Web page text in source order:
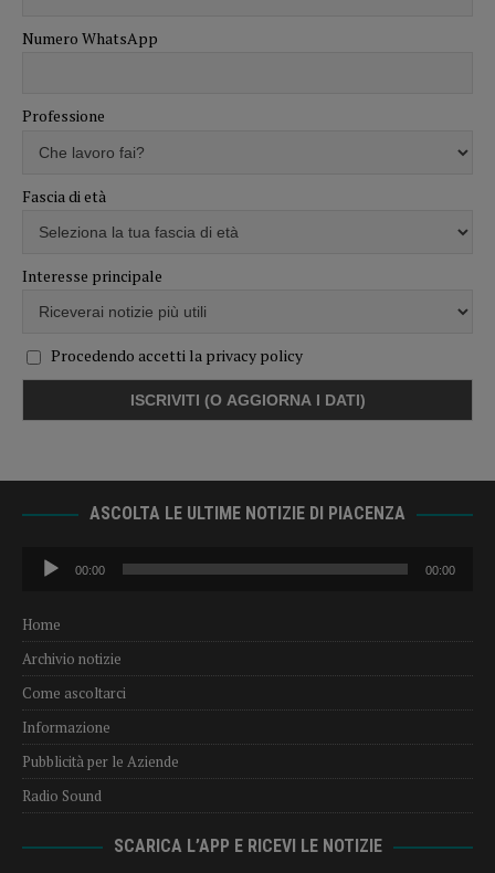
Numero WhatsApp
Professione
Fascia di età
Interesse principale
Procedendo accetti la privacy policy
ASCOLTA LE ULTIME NOTIZIE DI PIACENZA
Audio
Player
00:00 00:00
Home
Archivio notizie
Come ascoltarci
Informazione
Pubblicità per le Aziende
Radio Sound
SCARICA L’APP E RICEVI LE NOTIZIE